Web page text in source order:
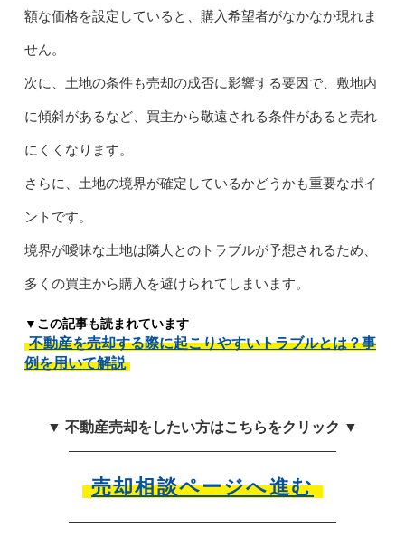
額な価格を設定していると、購入希望者がなかなか現れま
せん。
次に、土地の条件も売却の成否に影響する要因で、敷地内
に傾斜があるなど、買主から敬遠される条件があると売れ
にくくなります。
さらに、土地の境界が確定しているかどうかも重要なポイ
ントです。
境界が曖昧な土地は隣人とのトラブルが予想されるため、
多くの買主から購入を避けられてしまいます。
▼この記事も読まれています
不動産を売却する際に起こりやすいトラブルとは？事
例を用いて解説
▼ 不動産売却をしたい方はこちらをクリック ▼
売却相談ページへ進む